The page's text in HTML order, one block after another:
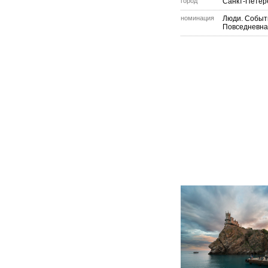
номинация
Люди.